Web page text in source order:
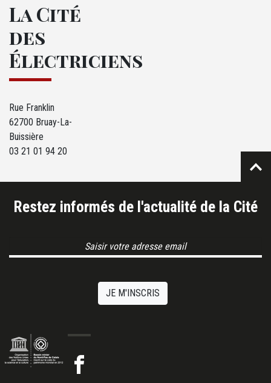
La Cité
des
Électriciens
Rue Franklin
62700 Bruay-La-
Buissière
03 21 01 94 20
Restez informés de l'actualité de la Cité
JE M'INSCRIS